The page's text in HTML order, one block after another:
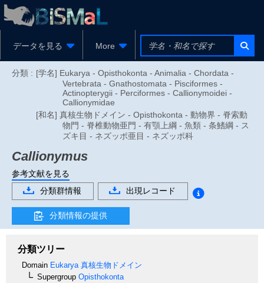
データを見る More
分類 : [学名] Eukarya - Opisthokonta - Animalia - Chordata -
Vertebrata - Gnathostomata - Pisciformes -
Actinopterygii - Perciformes - Callionymoidei -
Callionymidae
[和名] 真核生物ドメイン - Opisthokonta - 動物界 - 脊索動
物門 - 脊椎動物亜門 - 有顎上綱 - 魚類 - 条鰭綱 - ス
ズキ目 - ネズッポ亜目 - ネズッポ科
Callionymus
参考文献を見る
分類群情報
出現レコード
分類情報の提供
分類ツリー
Domain Eukarya 真核生物ドメイン
Supergroup Opisthokonta